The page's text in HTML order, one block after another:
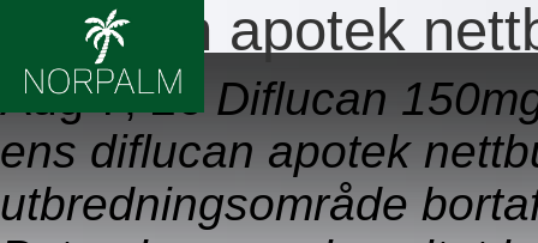
Diflucan apotek
Aug 7, 26 Diflucan
ens diflucan apotek
utbredningsområde